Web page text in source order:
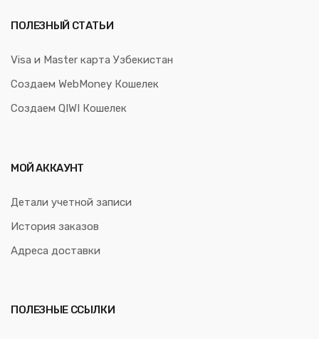
ПОЛЕЗНЫЙ СТАТЬИ
Visa и Master карта Узбекистан
Создаем WebMoney Кошелек
Создаем QIWI Кошелек
МОЙ АККАУНТ
Детали учетной записи
История заказов
Адреса доставки
ПОЛЕЗНЫЕ ССЫЛКИ